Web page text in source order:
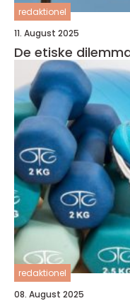
redaktionel
11. August 2025
De etiske
redaktionel
08. August 2025